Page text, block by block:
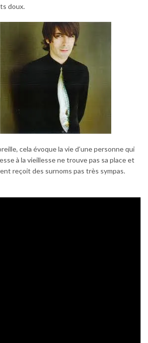
doux.
cela évoque la vie d’une personne qui
à la vieillesse ne trouve pas sa place et
reçoit des surnoms pas très sympas.